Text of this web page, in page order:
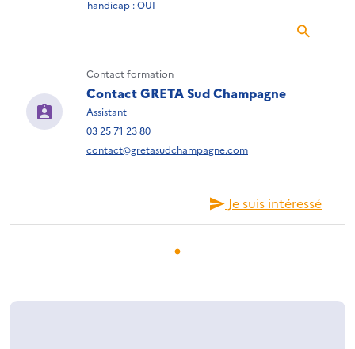
handicap : OUI
Contact formation
Contact GRETA Sud Champagne
Assistant
03 25 71 23 80
contact@gretasudchampagne.com
Je suis intéressé